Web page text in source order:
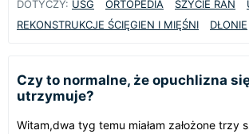
DOTYCZY: USG ORTOPEDIA SZYCIE RAN
REKONSTRUKCJE ŚCIĘGIEN I MIĘŚNI
DŁONIE
Czy to normalne, że opuchlizna
utrzymuje?
Witam,dwa tyg temu miałam założone trzy